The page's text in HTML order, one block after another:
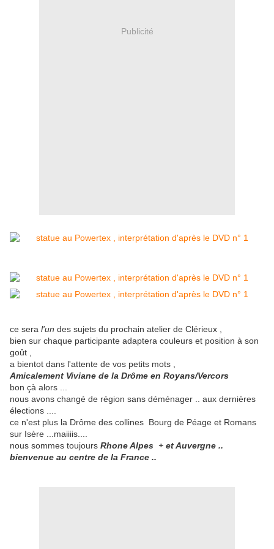
Publicité
ce sera l'un des sujets du prochain atelier de Clérieux ,
bien sur chaque participante adaptera couleurs et position à son
goût ,
a bientot dans l'attente de vos petits mots ,
Amicalement Viviane de la Drôme en Royans/Vercors
bon çà alors ...
nous avons changé de région sans déménager .. aux dernières
élections ....
ce n'est plus la Drôme des collines Bourg de Péage et Romans
sur Isère ...maiiiis....
nous sommes toujours Rhone Alpes + et Auvergne ..
bienvenue au centre de la France ..